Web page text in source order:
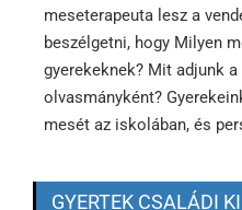
meseterapeuta lesz a
beszélgetni, hogy Milyen
gyerekeknek? Mit adjunk
olvasmányként?
mesét az iskolában, és
GYERTEK CSALÁDI